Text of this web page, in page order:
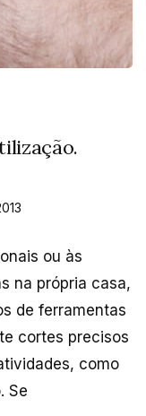
ou às
na própria casa,
de ferramentas
cortes precisos
como
Se